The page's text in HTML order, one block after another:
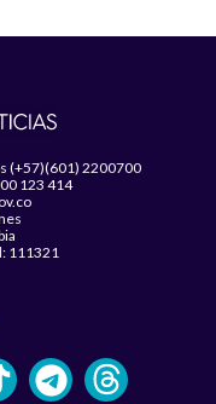
(+57)(601) 2200700
123 414
111321